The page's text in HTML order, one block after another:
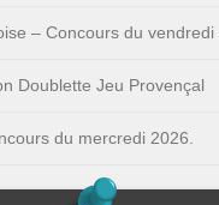
– Concours du vendredi
Doublette Jeu Provençal
du mercredi 2026.